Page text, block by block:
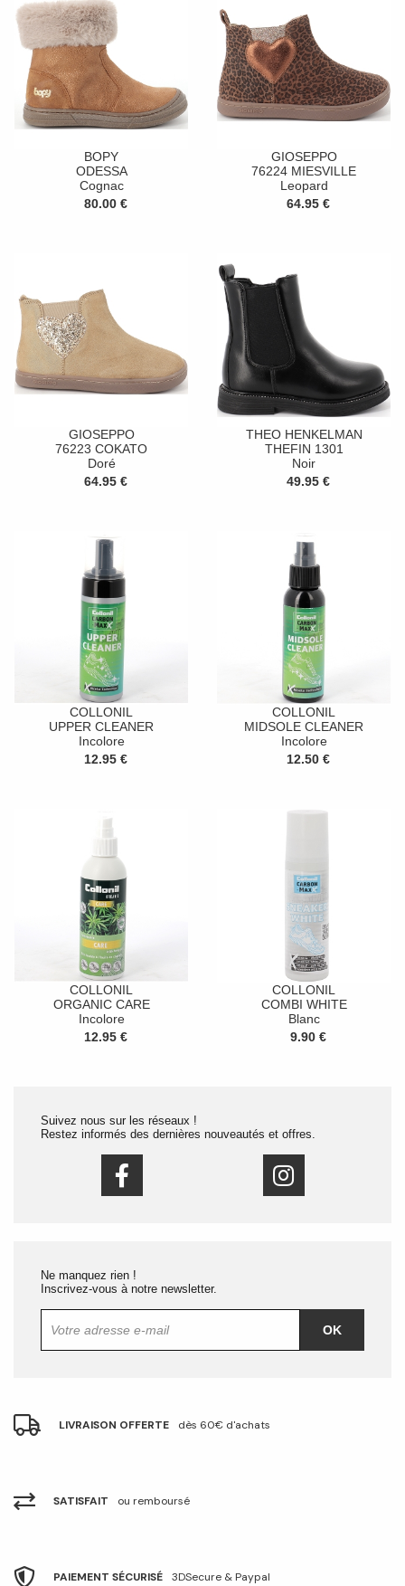
BOPY
ODESSA
Cognac
80.00 €
GIOSEPPO
76224 MIESVILLE
Leopard
64.95 €
GIOSEPPO
76223 COKATO
Doré
64.95 €
THEO HENKELMAN
THEFIN 1301
Noir
49.95 €
COLLONIL
UPPER CLEANER
Incolore
12.95 €
COLLONIL
MIDSOLE CLEANER
Incolore
12.50 €
COLLONIL
ORGANIC CARE
Incolore
12.95 €
COLLONIL
COMBI WHITE
Blanc
9.90 €
Suivez nous sur les réseaux !
Restez informés des dernières nouveautés et offres.
Ne manquez rien !
Inscrivez-vous à notre newsletter.
OK
LIVRAISON OFFERTE dès 60€ d'achats
SATISFAIT ou remboursé
PAIEMENT SÉCURISÉ 3DSecure & Paypal